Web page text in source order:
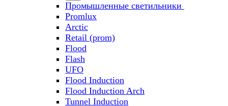
Промышленные светильники
Promlux
Arctic
Retail (prom)
Flood
Flash
UFO
Flood Induction
Flood Induction Arch
Tunnel Induction